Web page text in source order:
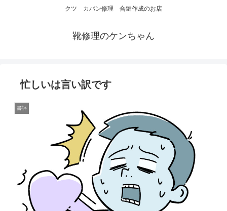
クツ カバン修理 合鍵作成のお店
靴修理のケンちゃん
忙しいは言い訳です
書評